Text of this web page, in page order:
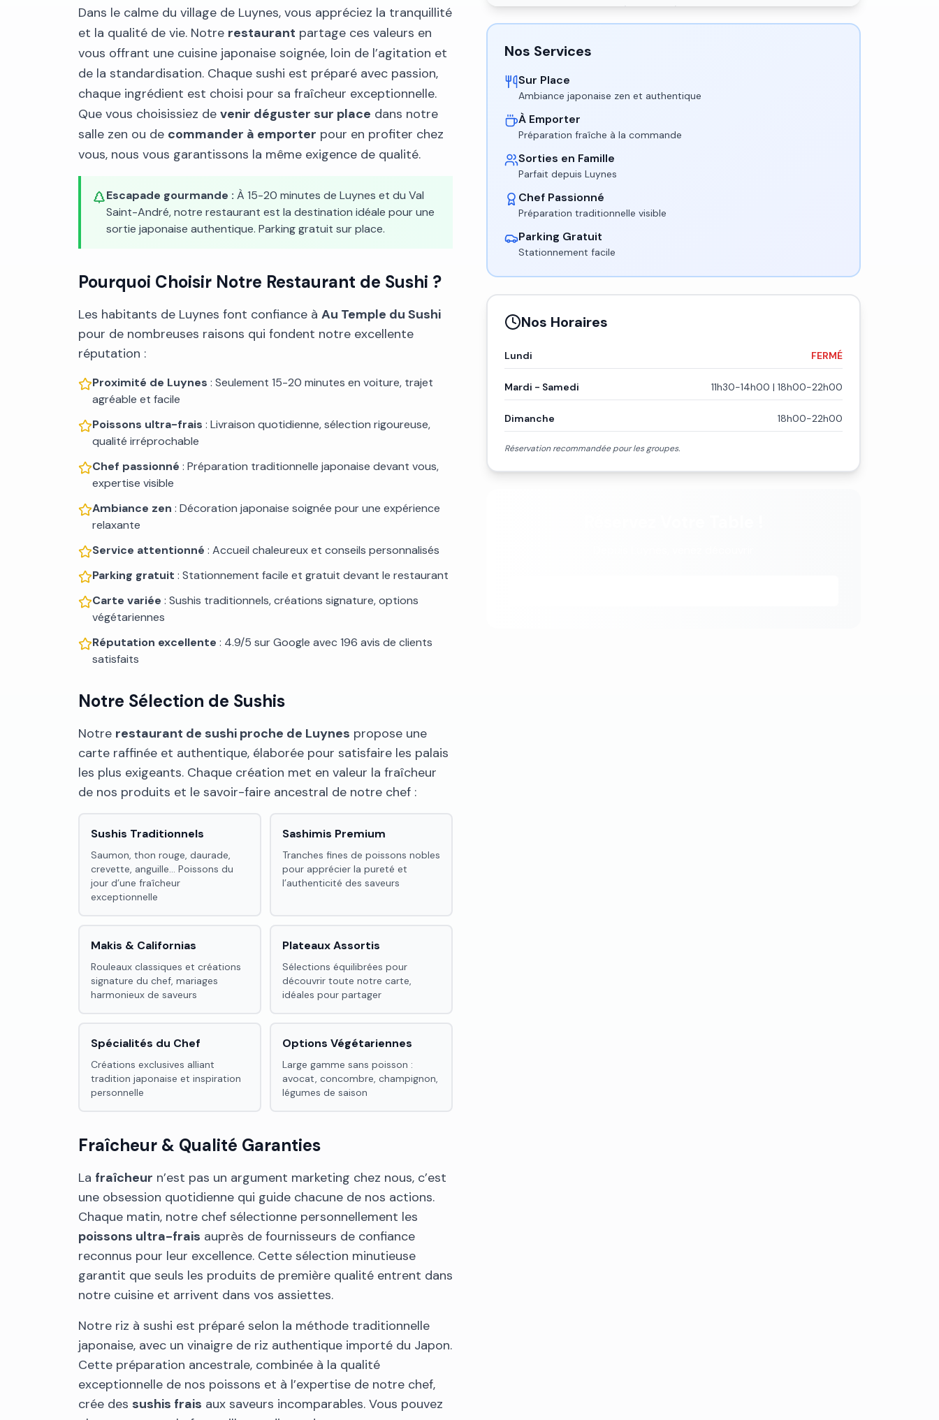
Dans le calme du village de Luynes, vous appréciez la tranquillité
et la qualité de vie. Notre restaurant partage ces valeurs en
vous offrant une cuisine japonaise soignée, loin de l’agitation et
de la standardisation. Chaque sushi est préparé avec passion,
chaque ingrédient est choisi pour sa fraîcheur exceptionnelle.
Que vous choisissiez de venir déguster sur place dans notre
salle zen ou de commander à emporter pour en profiter chez
vous, nous vous garantissons la même exigence de qualité.
Escapade gourmande : À 15-20 minutes de Luynes et du Val
Saint-André, notre restaurant est la destination idéale pour une
sortie japonaise authentique. Parking gratuit sur place.
Pourquoi Choisir Notre Restaurant de Sushi ?
Les habitants de Luynes font confiance à Au Temple du Sushi
pour de nombreuses raisons qui fondent notre excellente
réputation :
Proximité de Luynes : Seulement 15-20 minutes en voiture, trajet
agréable et facile
Poissons ultra-frais : Livraison quotidienne, sélection rigoureuse,
qualité irréprochable
Chef passionné : Préparation traditionnelle japonaise devant vous,
expertise visible
Ambiance zen : Décoration japonaise soignée pour une expérience
relaxante
Service attentionné : Accueil chaleureux et conseils personnalisés
Parking gratuit : Stationnement facile et gratuit devant le restaurant
Carte variée : Sushis traditionnels, créations signature, options
végétariennes
Réputation excellente : 4.9/5 sur Google avec 196 avis de clients
satisfaits
Notre Sélection de Sushis
Notre restaurant de sushi proche de Luynes propose une
carte raffinée et authentique, élaborée pour satisfaire les palais
les plus exigeants. Chaque création met en valeur la fraîcheur
de nos produits et le savoir-faire ancestral de notre chef :
Sushis Traditionnels
Saumon, thon rouge, daurade,
crevette, anguille... Poissons du
jour d’une fraîcheur
exceptionnelle
Sashimis Premium
Tranches fines de poissons nobles
pour apprécier la pureté et
l’authenticité des saveurs
Makis & Californias
Rouleaux classiques et créations
signature du chef, mariages
harmonieux de saveurs
Plateaux Assortis
Sélections équilibrées pour
découvrir toute notre carte,
idéales pour partager
Spécialités du Chef
Créations exclusives alliant
tradition japonaise et inspiration
personnelle
Options Végétariennes
Large gamme sans poisson :
avocat, concombre, champignon,
légumes de saison
Fraîcheur & Qualité Garanties
La fraîcheur n’est pas un argument marketing chez nous, c’est
une obsession quotidienne qui guide chacune de nos actions.
Chaque matin, notre chef sélectionne personnellement les
poissons ultra-frais auprès de fournisseurs de confiance
reconnus pour leur excellence. Cette sélection minutieuse
garantit que seuls les produits de première qualité entrent dans
notre cuisine et arrivent dans vos assiettes.
Notre riz à sushi est préparé selon la méthode traditionnelle
japonaise, avec un vinaigre de riz authentique importé du Japon.
Cette préparation ancestrale, combinée à la qualité
exceptionnelle de nos poissons et à l’expertise de notre chef,
crée des sushis frais aux saveurs incomparables. Vous pouvez
Parking gratuit disponible • Accès handicapé
Nos Services
Sur Place
Ambiance japonaise zen et authentique
À Emporter
Préparation fraîche à la commande
Sorties en Famille
Parfait depuis Luynes
Chef Passionné
Préparation traditionnelle visible
Parking Gratuit
Stationnement facile
Nos Horaires
Lundi FERMÉ
Mardi - Samedi 11h30-14h00 | 18h00-22h00
Dimanche 18h00-22h00
Réservation recommandée pour les groupes.